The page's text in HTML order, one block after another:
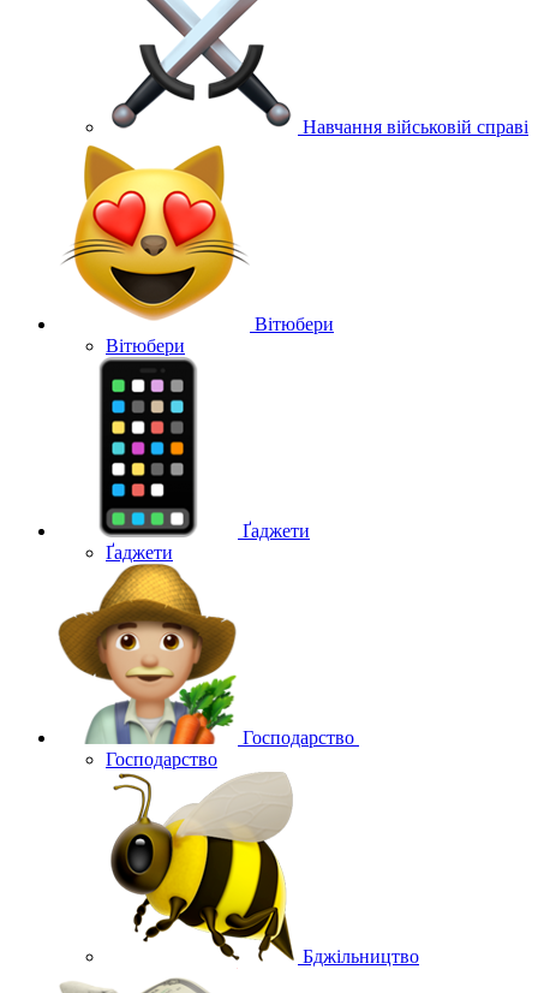
Навчання військовій справі
Вітюбери
Вітюбери
Ґаджети
Ґаджети
Господарство
Господарство
Бджільництво